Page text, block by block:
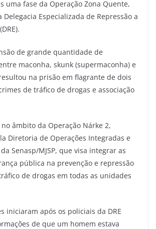
uma fase da Operação Zona Quente,
Especializada de Repressão a
de grande quantidade de
maconha, skunk (supermaconha) e
na prisão em flagrante de dois
de tráfico de drogas e associação
âmbito da Operação Nárke 2,
Diretoria de Operações Integradas e
Senasp/MJSP, que visa integrar as
pública na prevenção e repressão
de drogas em todas as unidades
iniciaram após os policiais da DRE
de que um homem estava